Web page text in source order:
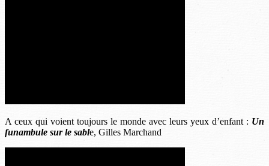
A ceux qui voient toujours le monde avec leurs yeux d’enfant : Un
funambule sur le sable, Gilles Marchand